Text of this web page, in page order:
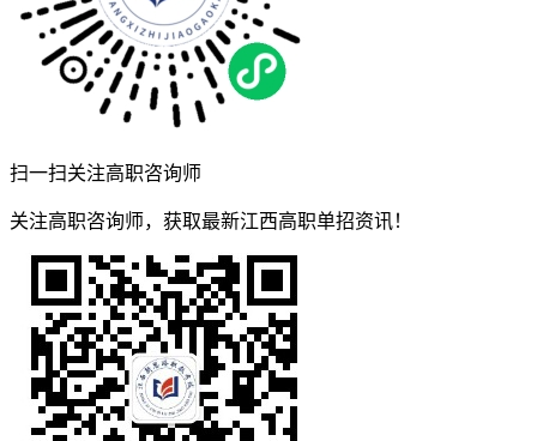
扫一扫关注高职咨询师
关注高职咨询师，获取最新江西高职单招资讯！